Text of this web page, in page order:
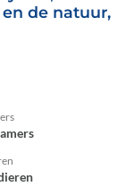
de natuur,